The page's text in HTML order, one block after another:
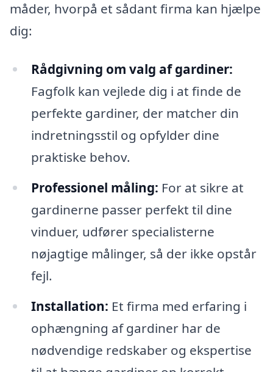
måder, hvorpå et sådant firma kan hjælpe
dig:
Rådgivning om valg af gardiner:
Fagfolk kan vejlede dig i at finde de
perfekte gardiner, der matcher din
indretningsstil og opfylder dine
praktiske behov.
Professionel måling: For at sikre at
gardinerne passer perfekt til dine
vinduer, udfører specialisterne
nøjagtige målinger, så der ikke opstår
fejl.
Installation: Et firma med erfaring i
ophængning af gardiner har de
nødvendige redskaber og ekspertise